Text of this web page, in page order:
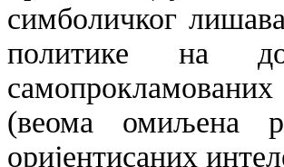
симболичког
политике на
(веома омиљена
оријентисаних